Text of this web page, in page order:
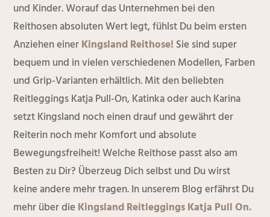
und Kinder. Worauf das Unternehmen bei den
Reithosen absoluten Wert legt, fühlst Du beim ersten
Anziehen einerKingsland Reithose! Sie sind super
bequem und in vielen verschiedenen Modellen, Farben
und Grip-Varianten erhältlich. Mit den beliebten
Reitleggings Katja Pull-On, Katinka oder auch Karina
setzt Kingsland noch einen drauf und gewährt der
Reiterin noch mehr Komfort und absolute
Bewegungsfreiheit! Welche Reithose passt also am
Besten zu Dir? Überzeug Dich selbst und Du wirst
keine andere mehr tragen. In unserem Blog erfährst Du
mehr über die Kingsland Reitleggings Katja Pull On.